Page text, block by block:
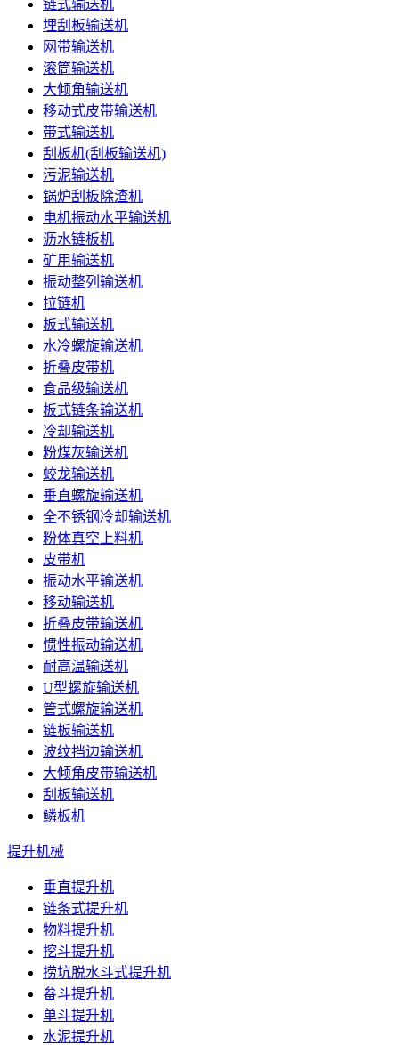
链式输送机
埋刮板输送机
网带输送机
滚筒输送机
大倾角输送机
移动式皮带输送机
带式输送机
刮板机(刮板输送机)
污泥输送机
锅炉刮板除渣机
电机振动水平输送机
沥水链板机
矿用输送机
振动整列输送机
拉链机
板式输送机
水冷螺旋输送机
折叠皮带机
食品级输送机
板式链条输送机
冷却输送机
粉煤灰输送机
蛟龙输送机
垂直螺旋输送机
全不锈钢冷却输送机
粉体真空上料机
皮带机
振动水平输送机
移动输送机
折叠皮带输送机
惯性振动输送机
耐高温输送机
U型螺旋输送机
管式螺旋输送机
链板输送机
波纹挡边输送机
大倾角皮带输送机
刮板输送机
鳞板机
提升机械
垂直提升机
链条式提升机
物料提升机
挖斗提升机
捞坑脱水斗式提升机
畚斗提升机
单斗提升机
水泥提升机